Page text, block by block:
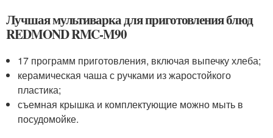
Лучшая мультиварка для приготовления блюд
REDMOND RMC-M90
17 программ приготовления, включая выпечку хлеба;
керамическая чаша с ручками из жаростойкого
пластика;
съемная крышка и комплектующие можно мыть в
посудомойке.